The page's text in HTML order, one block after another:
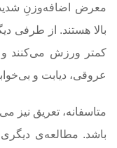
بالا هستند. از طرفی
کمتر ورزش می‌کنند
عروقی، دیابت و
متاسفانه، تعریق نیز